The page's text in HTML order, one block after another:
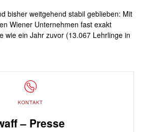
bisher weitgehend stabil geblieben: Mit
Wiener Unternehmen fast exakt
wie ein Jahr zuvor (13.067 Lehrlinge in
KONTAKT
– Presse